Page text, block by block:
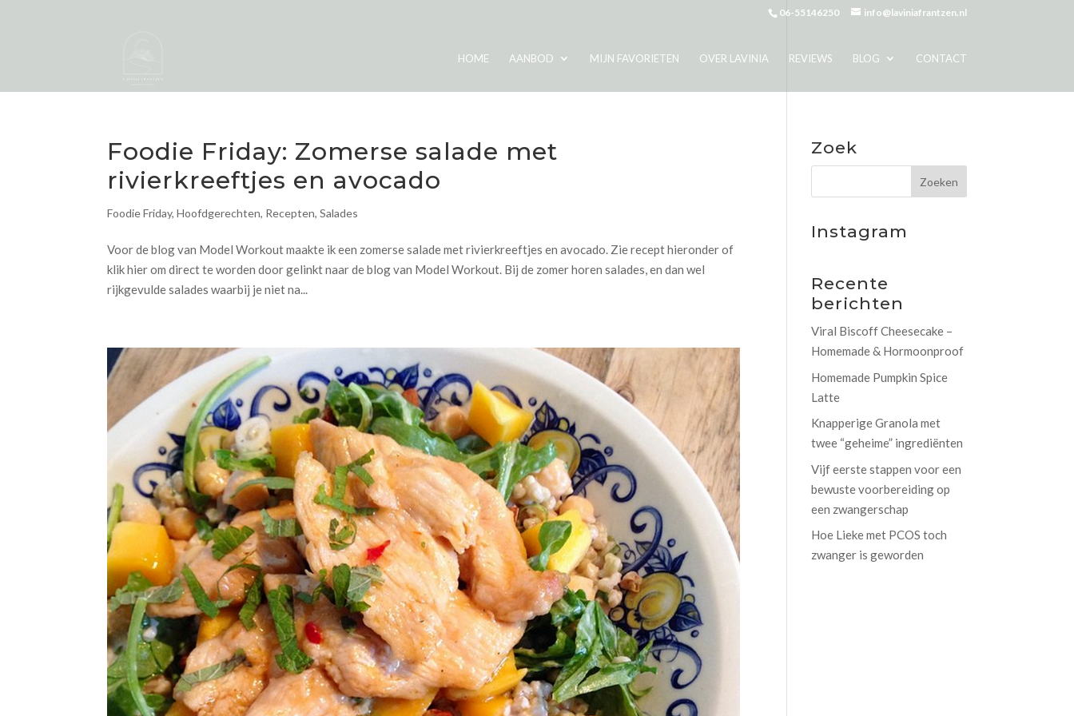
06-55146250 info@laviniafrantzen.nl
HOME AANBOD MIJN FAVORIETEN OVER LAVINIA REVIEWS BLOG CONTACT
Foodie Friday: Zomerse salade met
rivierkreeftjes en avocado
Foodie Friday,Hoofdgerechten, Recepten,Salades
Voor de blog van Model Workout maakte ik een zomerse salade met rivierkreeftjes en avocado. Zie recept hieronder of
klik hier om direct te worden door gelinkt naar de blog van Model Workout. Bij de zomer horen salades, en dan wel
rijkgevulde salades waarbij je niet na...
Zoek
Instagram
Recente
berichten
Viral Biscoff Cheesecake –
Homemade & Hormoonproof
Homemade Pumpkin Spice
Latte
Knapperige Granola met
twee “geheime” ingrediënten
Vijf eerste stappen voor een
bewuste voorbereiding op
een zwangerschap
Hoe Lieke met PCOS toch
zwanger is geworden